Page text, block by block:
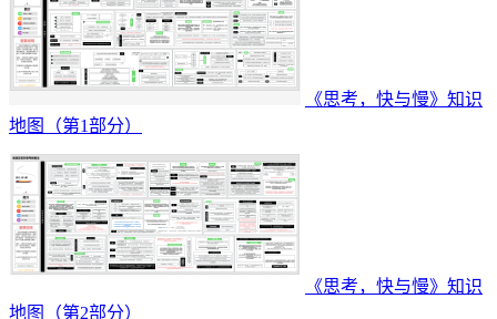
《思考，快与慢》知识
地图（第1部分）
《思考，快与慢》知识
地图（第2部分）